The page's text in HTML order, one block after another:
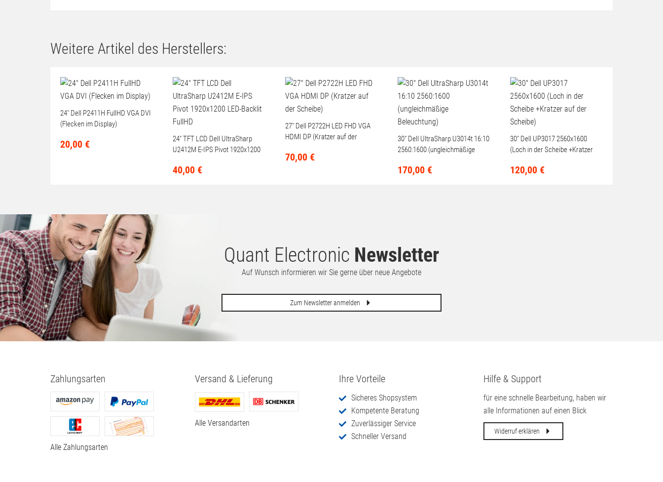
Gebrauchte optische USB PC
3,90 €
Weitere Artikel des Herstellers:
24" Dell P2411H FullHD VGA DVI
(Flecken im Display)
20,00 €
24" TFT LCD Dell UltraSharp
U2412M E-IPS Pivot 1920x1200
27" Dell P2722H LED FHD VGA
HDMI DP (Kratzer auf der
Scheibe)
70,00 €
30" Dell UltraSharp U3014t 16:10
2560:1600 (ungleichmäßige
Quant ElectronicNewsletter
Auf Wunsch informieren wir Sie gerne über neue Angebote
Zum Newsletter anmelden